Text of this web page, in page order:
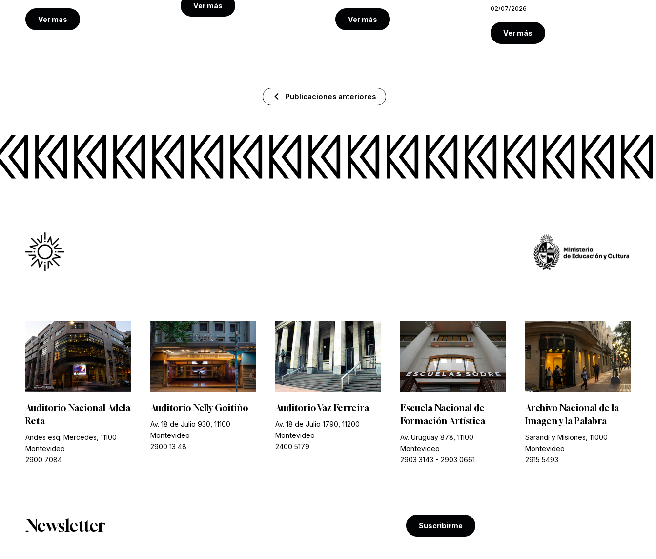
Ver más
Ver más
Ver más
02/07/2026
Ver más
Publicaciones anteriores
Auditorio Nacional Adela
Reta
Andes esq. Mercedes, 11100
Montevideo
2900 7084
Auditorio Nelly Goitiño
Av. 18 de Julio 930, 11100
Montevideo
2900 13 48
Auditorio Vaz Ferreira
Av. 18 de Julio 1790, 11200
Montevideo
2400 5179
Escuela Nacional de
Formación Artística
Av. Uruguay 878, 11100
Montevideo
2903 3143 - 2903 0661
Archivo Nacional de la
Imagen y la Palabra
Sarandí y Misiones, 11000
Montevideo
2915 5493
Newsletter Suscribirme